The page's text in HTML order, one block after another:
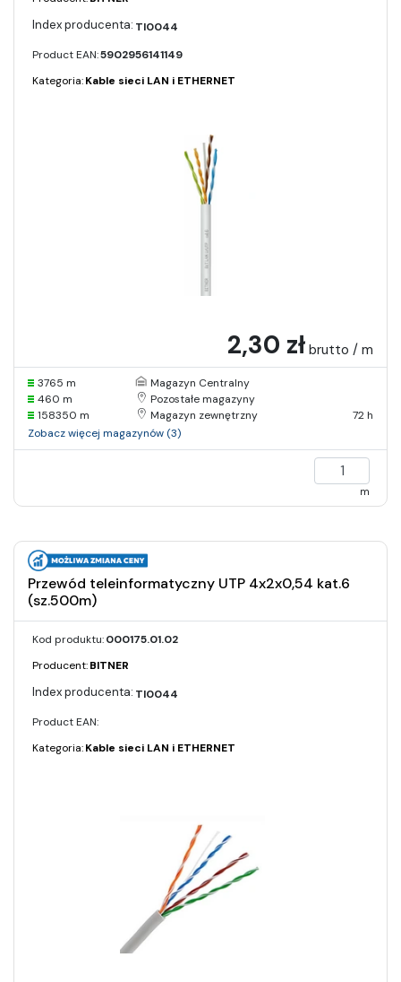
TI0044
Product EAN:5902956141149
Kategoria:Kable sieci LAN i ETHERNET
2,30 zł brutto / m
3765 m
Magazyn Centralny
460 m
Pozostałe magazyny
158350 m
Magazyn zewnętrzny
72 h
Zobacz więcej magazynów (3)
m
Przewód teleinformatyczny UTP 4x2x0,54 kat.6
(sz.500m)
Kod produktu:000175.01.02
Producent:BITNER
TI0044
Product EAN:
Kategoria:Kable sieci LAN i ETHERNET